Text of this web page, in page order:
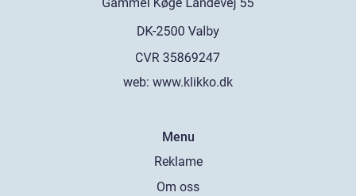
web: www.klikko.dk
Menu
Reklame
Om oss